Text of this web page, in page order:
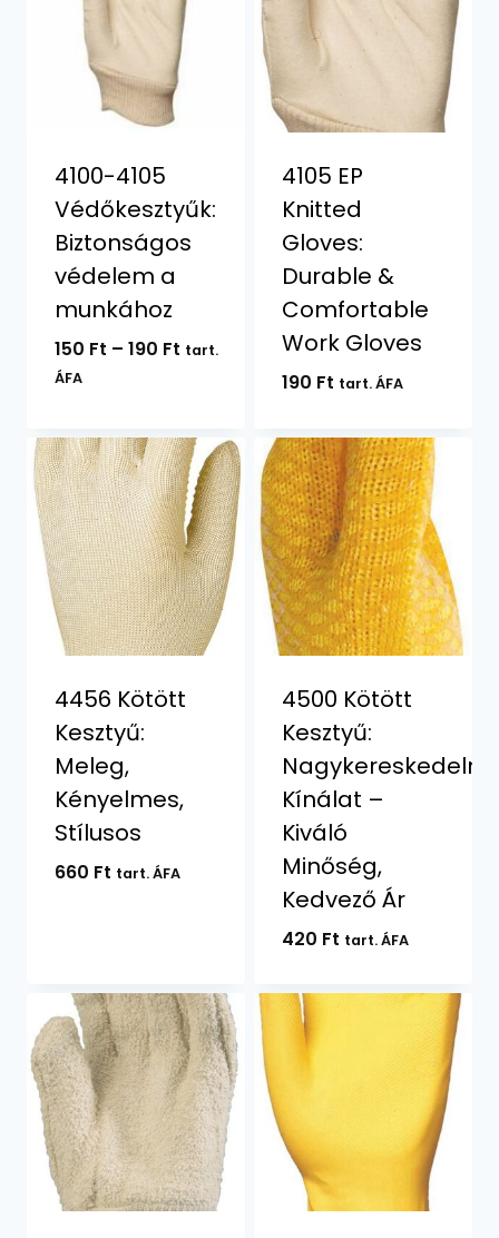
4100-4105
Védőkesztyűk:
Biztonságos
védelem a
munkához
150 Ft – 190 FtÁrtartomány:
190 Ft
tart.
ÁFA
4105 EP
Knitted
Gloves:
Durable &
Comfortable
Work Gloves
190 Ft tart. ÁFA
4456 Kötött
Kesztyű:
Meleg,
Kényelmes,
Stílusos
660 Ft tart. ÁFA
4500 Kötött
Kesztyű:
Nagykereskedelmi
Kínálat –
Kiváló
Minőség,
Kedvező Ár
420 Ft tart. ÁFA